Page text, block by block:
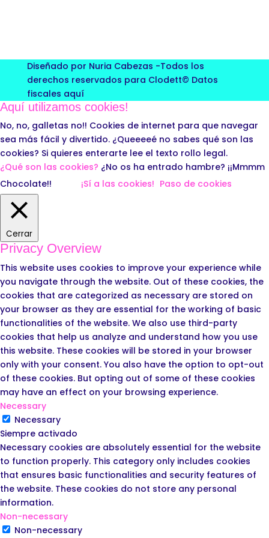
Diseñado por Nuria Cabezas -Todos los
derechos reservados para Clodett© Datos
fiscales aquí
Aquí utilizamos cookies!
No, no, galletas no!! Cookies de internet para que navegar
sea más fácil y divertido. ¿Queeeeé no sabes qué son las
cookies? Si quieres enterarte lee el texto rollo legal.
¿Qué son las cookies? ¿No os ha entrado hambre? ¡¡Mmmm
Chocolate!!
¡Sí a las cookies! Paso de cookies
Cerrar
Privacy Overview
This website uses cookies to improve your experience while
you navigate through the website. Out of these cookies, the
cookies that are categorized as necessary are stored on
your browser as they are essential for the working of basic
functionalities of the website. We also use third-party
cookies that help us analyze and understand how you use
this website. These cookies will be stored in your browser
only with your consent. You also have the option to opt-out
of these cookies. But opting out of some of these cookies
may have an effect on your browsing experience.
Necessary
Necessary
Siempre activado
Necessary cookies are absolutely essential for the website
to function properly. This category only includes cookies
that ensures basic functionalities and security features of
the website. These cookies do not store any personal
information.
Non-necessary
Non-necessary